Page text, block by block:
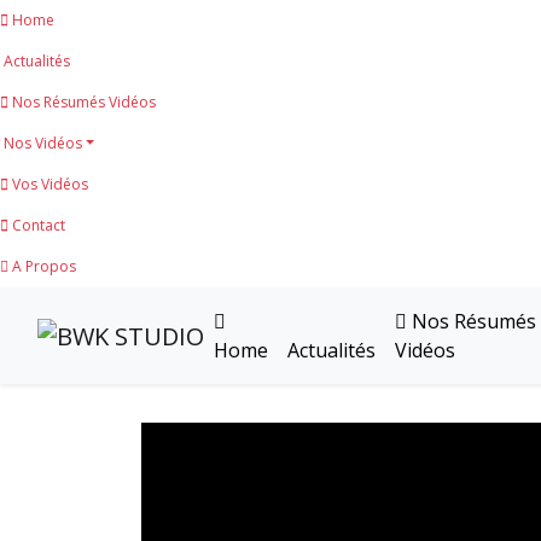
Home
Actualités
Nos Résumés Vidéos
Nos Vidéos
Vos Vidéos
Contact
A Propos
Home Actualités
Nos Résumés
Vidéos